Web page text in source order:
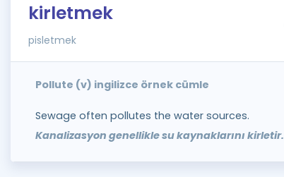
kirletmek
pisletmek
Pollute (v) ingilizce örnek cümle
Sewage often pollutes the water sources.
Kanalizasyon genellikle su kaynaklarını kirletir.